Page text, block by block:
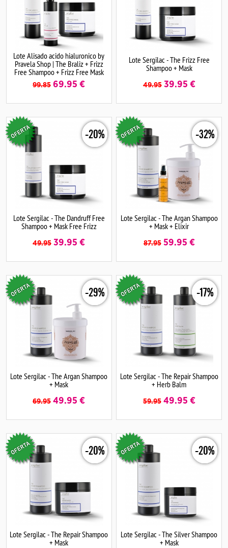
Lote Alisado acido hialuronico by
Pravela Shop | The Braliz + Frizz
Free Shampoo + Frizz Free Mask
99.85 69.95 €
Lote Sergilac - The Frizz Free
Shampoo + Mask
49.95 39.95 €
-20%
Lote Sergilac - The Dandruff Free
Shampoo + Mask Free Frizz
49.95 39.95 €
-32%
Lote Sergilac - The Argan Shampoo
+ Mask + Elixir
87.95 59.95 €
-29%
Lote Sergilac - The Argan Shampoo
+ Mask
69.95 49.95 €
-17%
Lote Sergilac - The Repair Shampoo
+ Herb Balm
59.95 49.95 €
-20%
Lote Sergilac - The Repair Shampoo
+ Mask
-20%
Lote Sergilac - The Silver Shampoo
+ Mask